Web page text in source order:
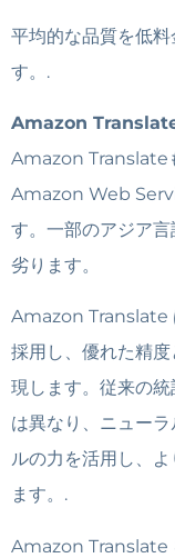
平均的な品質を低
す。.
Amazon
Amazon Translate
Amazon Web
す。一部のアジア
劣ります。
Amazon Translate
採用し、優れた精
現します。従来の
は異なり、ニュー
ルの力を活用し、
ます。.
Amazon Translate